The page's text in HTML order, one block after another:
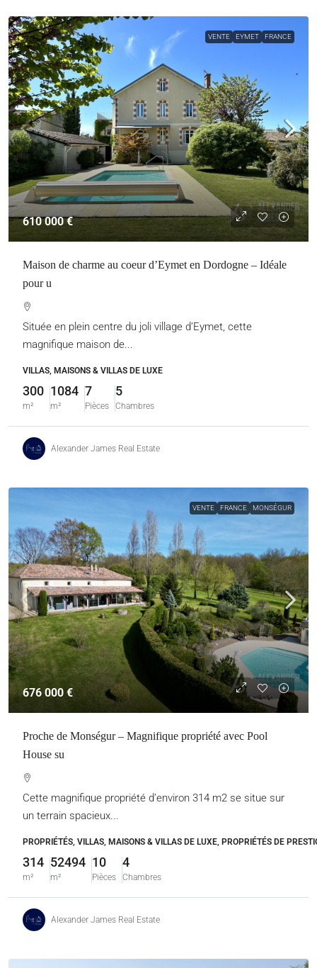
VENTE EYMET FRANCE
610 000 €
Maison de charme au coeur d’Eymet en Dordogne – Idéale
pour u
Située en plein centre du joli village d’Eymet, cette
magnifique maison de...
VILLAS, MAISONS & VILLAS DE LUXE
300
m²
1084
m²
7
Pièces
5
Chambres
Alexander James Real Estate
VENTE FRANCE MONSÉGUR
676 000 €
Proche de Monségur – Magnifique propriété avec Pool
House su
Cette magnifique propriété d’environ 314 m2 se situe sur
un terrain spacieux...
PROPRIÉTÉS, VILLAS, MAISONS & VILLAS DE LUXE, PROPRIÉTÉS DE
314
m²
52494
m²
10
Pièces
4
Chambres
Alexander James Real Estate